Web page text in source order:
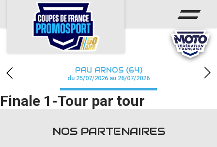
ACCUEIL
ACTUS
CALENDRIER
CHAMPIONNAT
RÉSULTATS
PAU ARNOS (64)
du 25/07/2026 au 26/07/2026
Finale 1-Tour par tour
NOS PARTENAIRES